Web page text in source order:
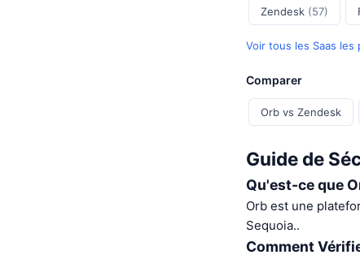
Zendesk (57)
Voir tous les Saas
Comparer
Orb vs Zendesk
Guide de
Qu'est-ce que
Orb est une
Sequoia..
Comment